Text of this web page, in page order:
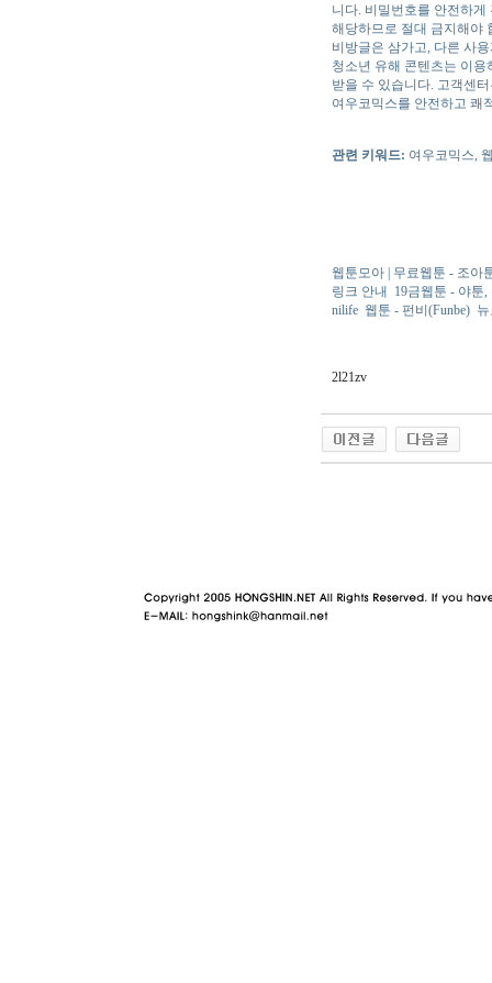
니다. 비밀번호를 안전하
해당하므로 절대 금지해야
비방글은 삼가고, 다른 사
청소년 유해 콘텐츠는 이
받을 수 있습니다. 고객센
여우코믹스를 안전하고 쾌
관련 키워드: 여우코믹스,
웹툰모아 | 무료웹툰 - 조아
링크 안내 19금웹툰 - 야툰
nilife 웹툰 - 펀비(Funbe)
2l21zv